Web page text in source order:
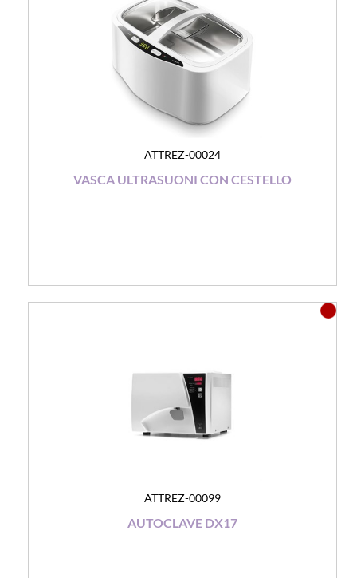
ATTREZ-00024
VASCA ULTRASUONI CON CESTELLO
ATTREZ-00099
AUTOCLAVE DX17